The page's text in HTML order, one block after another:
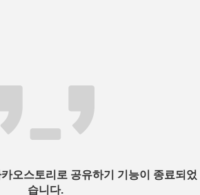
오스토리로 공유하기 기능이 종료되었
습니다.